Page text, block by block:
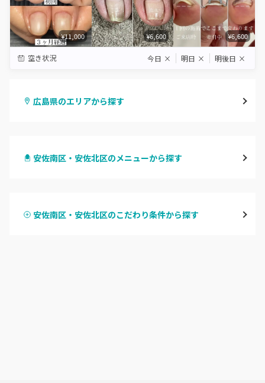
¥11,000 ¥6,600 ¥6,600
空き状況 今日 × 明日 × 明後日 ×
広島県のエリアから探す
段原・皆実町・宇品
安佐南区・安佐北区のメニューから探す
ハンドスカルプ
安佐南区・安佐北区のこだわり条件から探す